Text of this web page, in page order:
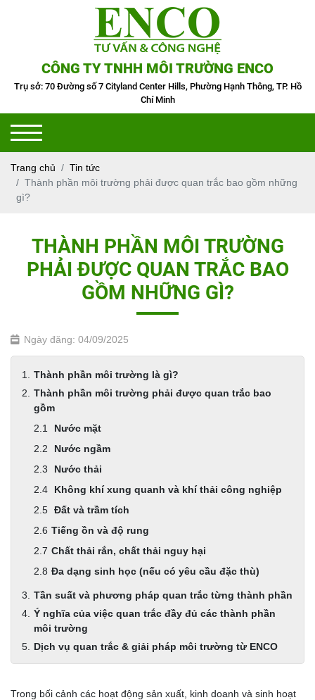
CÔNG TY TNHH MÔI TRƯỜNG ENCO
Trụ sở: 70 Đường số 7 Cityland Center Hills, Phường Hạnh Thông, TP. Hồ
Chí Minh
Trang chủ
Tin tức
Thành phần môi trường phải được quan trắc bao gồm những
gì?
THÀNH PHẦN MÔI TRƯỜNG
PHẢI ĐƯỢC QUAN TRẮC BAO
GỒM NHỮNG GÌ?
Ngày đăng: 04/09/2025
Thành phần môi trường là gì?
Thành phần môi trường phải được quan trắc bao
gồm
Nước mặt
Nước ngầm
Nước thải
Không khí xung quanh và khí thải công nghiệp
Đất và trầm tích
Tiếng ồn và độ rung
Chất thải rắn, chất thải nguy hại
Đa dạng sinh học (nếu có yêu cầu đặc thù)
Tần suất và phương pháp quan trắc từng thành phần
Ý nghĩa của việc quan trắc đầy đủ các thành phần
môi trường
Dịch vụ quan trắc & giải pháp môi trường từ ENCO
Trong bối cảnh các hoạt động sản xuất, kinh doanh và sinh hoạt